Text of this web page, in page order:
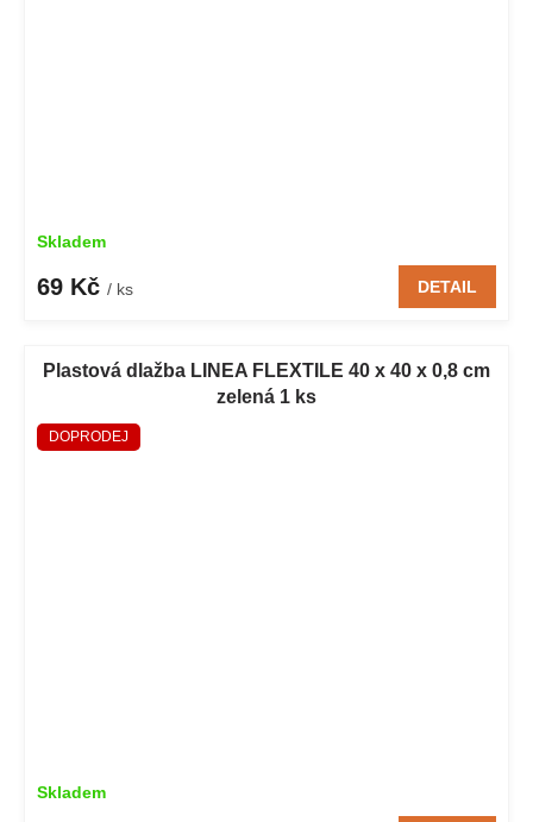
Skladem
69 Kč / ks DETAIL
Plastová dlažba LINEA FLEXTILE 40 x 40 x 0,8 cm
zelená 1 ks
DOPRODEJ
Skladem